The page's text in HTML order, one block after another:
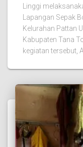
Linggi
Lapangan Sepak
Kelurahan Pattan
Kabupaten Tana
kegiatan tersebut,